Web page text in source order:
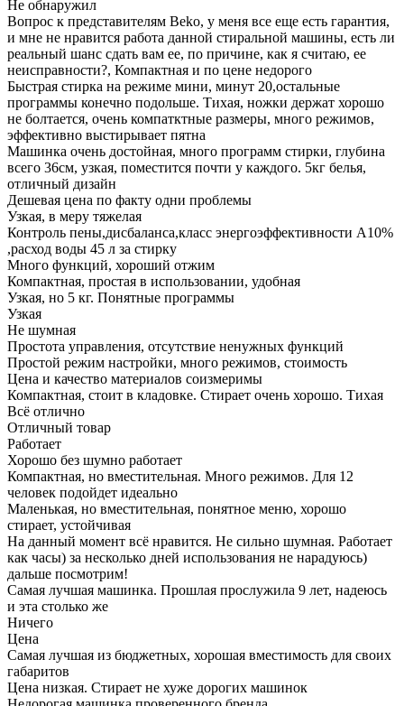
Не обнаружил
Вопрос к представителям Beko, у меня все еще есть гарантия,
и мне не нравится работа данной стиральной машины, есть ли
реальный шанс сдать вам ее, по причине, как я считаю, ее
неисправности?, Компактная и по цене недорого
Быстрая стирка на режиме мини, минут 20,остальные
программы конечно подольше. Тихая, ножки держат хорошо
не болтается, очень компатктные размеры, много режимов,
эффективно выстирывает пятна
Машинка очень достойная, много программ стирки, глубина
всего 36см, узкая, поместится почти у каждого. 5кг белья,
отличный дизайн
Дешевая цена по факту одни проблемы
Узкая, в меру тяжелая
Контроль пены,дисбаланса,класс энергоэффективности A10%
,расход воды 45 л за стирку
Много функций, хороший отжим
Компактная, простая в использовании, удобная
Узкая, но 5 кг. Понятные программы
Узкая
Не шумная
Простота управления, отсутствие ненужных функций
Простой режим настройки, много режимов, стоимость
Цена и качество материалов соизмеримы
Компактная, стоит в кладовке. Стирает очень хорошо. Тихая
Всё отлично
Отличный товар
Работает
Хорошо без шумно работает
Компактная, но вместительная. Много режимов. Для 12
человек подойдет идеально
Маленькая, но вместительная, понятное меню, хорошо
стирает, устойчивая
На данный момент всё нравится. Не сильно шумная. Работает
как часы) за несколько дней использования не нарадуюсь)
дальше посмотрим!
Самая лучшая машинка. Прошлая прослужила 9 лет, надеюсь
и эта столько же
Ничего
Цена
Самая лучшая из бюджетных, хорошая вместимость для своих
габаритов
Цена низкая. Стирает не хуже дорогих машинок